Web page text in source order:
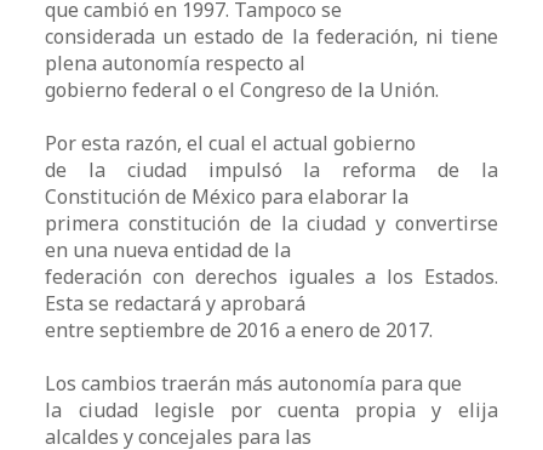
que cambió en 1997. Tampoco se
considerada un estado de la federación, ni tiene
plena autonomía respecto al
gobierno federal o el Congreso de la Unión.
Por esta razón, el cual el actual gobierno
de la ciudad impulsó la reforma de la
Constitución de México para elaborar la
primera constitución de la ciudad y convertirse
en una nueva entidad de la
federación con derechos iguales a los Estados.
Esta se redactará y aprobará
entre septiembre de 2016 a enero de 2017.
Los cambios traerán más autonomía para que
la ciudad legisle por cuenta propia y elija
alcaldes y concejales para las